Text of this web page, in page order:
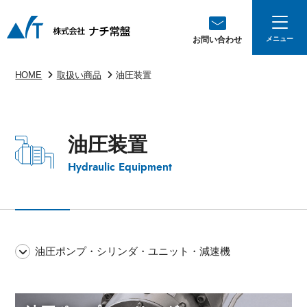
お問い合わせ
HOME 取扱い商品 油圧装置
油圧装置
Hydraulic Equipment
油圧ポンプ・シリンダ・ユニット・減速機